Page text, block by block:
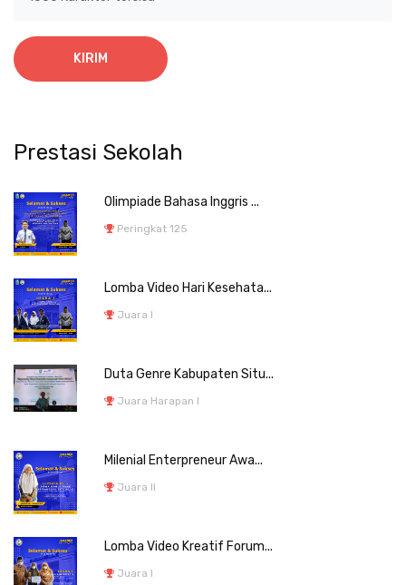
KIRIM
Prestasi Sekolah
Olimpiade Bahasa Inggris ...
Peringkat 125
Lomba Video Hari Kesehata...
Juara I
Duta Genre Kabupaten Situ...
Juara Harapan I
Milenial Enterpreneur Awa...
Juara II
Lomba Video Kreatif Forum...
Juara I